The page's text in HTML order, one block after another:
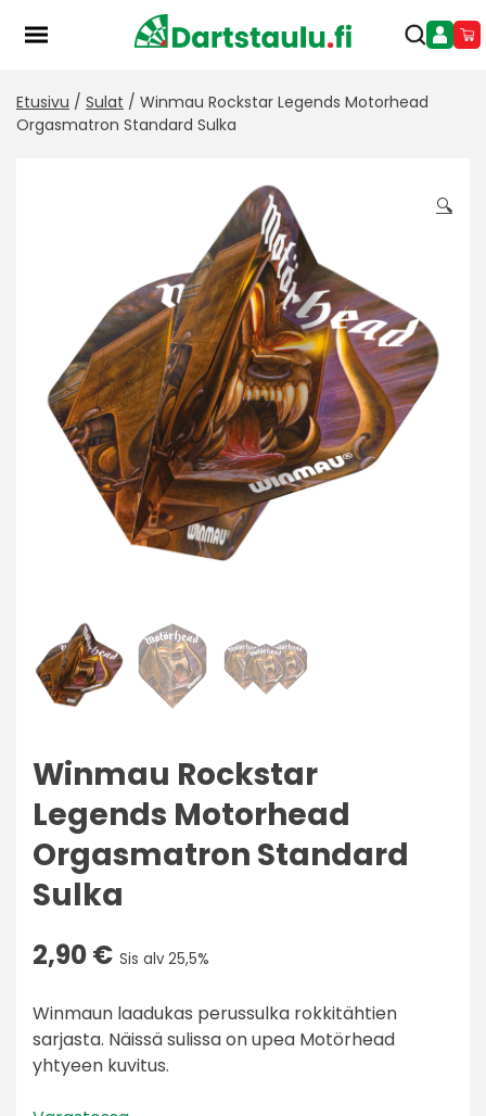
Etusivu / Sulat / Winmau Rockstar Legends Motorhead
Orgasmatron Standard Sulka
🔍
Winmau Rockstar
Legends Motorhead
Orgasmatron Standard
Sulka
2,90€ Sis alv 25,5%
Winmaun laadukas perussulka rokkitähtien
sarjasta. Näissä sulissa on upea Motörhead
yhtyeen kuvitus.